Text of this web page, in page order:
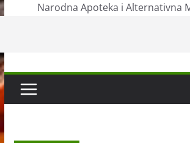
Narodna Apoteka i Alternativna